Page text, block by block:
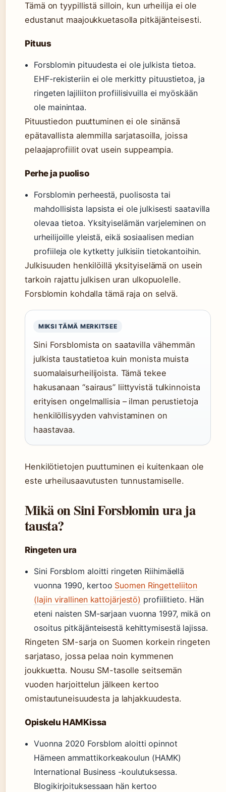
Tämä on tyypillistä silloin, kun urheilija ei ole
edustanut maajoukkuetasolla pitkäjänteisesti.
Pituus
Forsblomin pituudesta ei ole julkista tietoa.
EHF-rekisteriin ei ole merkitty pituustietoa, ja
ringeten lajiliiton profiilisivuilla ei myöskään
ole mainintaa.
Pituustiedon puuttuminen ei ole sinänsä
epätavallista alemmilla sarjatasoilla, joissa
pelaajaprofiilit ovat usein suppeampia.
Perhe ja puoliso
Forsblomin perheestä, puolisosta tai
mahdollisista lapsista ei ole julkisesti saatavilla
olevaa tietoa. Yksityiselämän varjeleminen on
urheilijoille yleistä, eikä sosiaalisen median
profiileja ole kytketty julkisiin tietokantoihin.
Julkisuuden henkilöillä yksityiselämä on usein
tarkoin rajattu julkisen uran ulkopuolelle.
Forsblomin kohdalla tämä raja on selvä.
MIKSI TÄMÄ MERKITSEE
Sini Forsblomista on saatavilla vähemmän
julkista taustatietoa kuin monista muista
suomalaisurheilijoista. Tämä tekee
hakusanaan “sairaus” liittyvistä tulkinnoista
erityisen ongelmallisia – ilman perustietoja
henkilöllisyyden vahvistaminen on
haastavaa.
Henkilötietojen puuttuminen ei kuitenkaan ole
este urheilusaavutusten tunnustamiselle.
Mikä on Sini Forsblomin ura ja
tausta?
Ringeten ura
Sini Forsblom aloitti ringeten Riihimäellä
vuonna 1990, kertoo Suomen Ringetteliiton
(lajin virallinen kattojärjestö) profiilitieto. Hän
eteni naisten SM-sarjaan vuonna 1997, mikä on
osoitus pitkäjänteisestä kehittymisestä lajissa.
Ringeten SM-sarja on Suomen korkein ringeten
sarjataso, jossa pelaa noin kymmenen
joukkuetta. Nousu SM-tasolle seitsemän
vuoden harjoittelun jälkeen kertoo
omistautuneisuudesta ja lahjakkuudesta.
Opiskelu HAMKissa
Vuonna 2020 Forsblom aloitti opinnot
Hämeen ammattikorkeakoulun (HAMK)
International Business -koulutuksessa.
Blogikirjoituksessaan hän kertoo